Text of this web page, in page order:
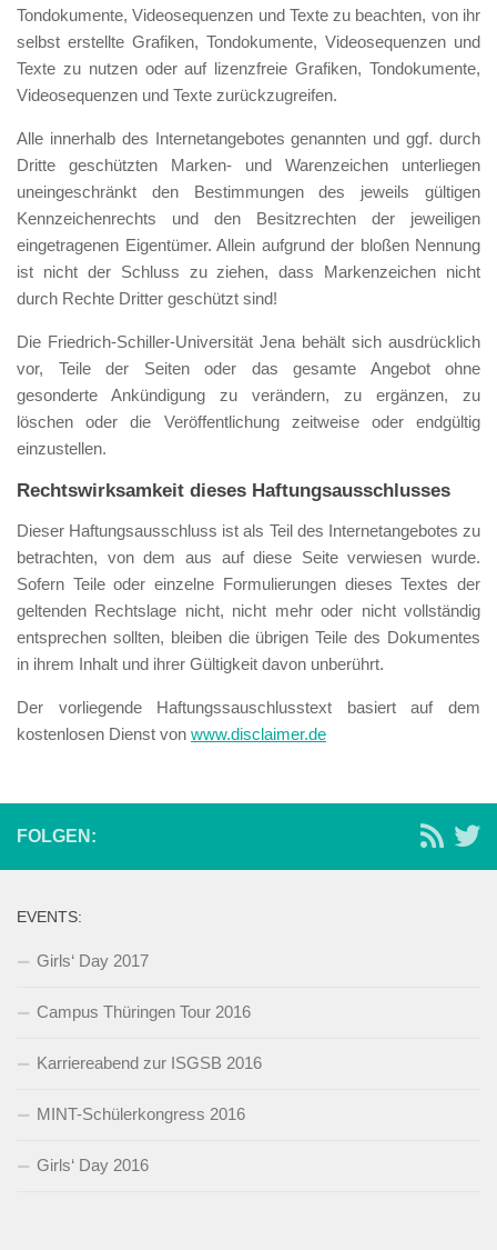
Tondokumente, Videosequenzen und Texte zu beachten, von ihr
selbst erstellte Grafiken, Tondokumente, Videosequenzen und
Texte zu nutzen oder auf lizenzfreie Grafiken, Tondokumente,
Videosequenzen und Texte zurückzugreifen.
Alle innerhalb des Internetangebotes genannten und ggf. durch
Dritte geschützten Marken- und Warenzeichen unterliegen
uneingeschränkt den Bestimmungen des jeweils gültigen
Kennzeichenrechts und den Besitzrechten der jeweiligen
eingetragenen Eigentümer. Allein aufgrund der bloßen Nennung
ist nicht der Schluss zu ziehen, dass Markenzeichen nicht
durch Rechte Dritter geschützt sind!
Die Friedrich-Schiller-Universität Jena behält sich ausdrücklich
vor, Teile der Seiten oder das gesamte Angebot ohne
gesonderte Ankündigung zu verändern, zu ergänzen, zu
löschen oder die Veröffentlichung zeitweise oder endgültig
einzustellen.
Rechtswirksamkeit dieses Haftungsausschlusses
Dieser Haftungsausschluss ist als Teil des Internetangebotes zu
betrachten, von dem aus auf diese Seite verwiesen wurde.
Sofern Teile oder einzelne Formulierungen dieses Textes der
geltenden Rechtslage nicht, nicht mehr oder nicht vollständig
entsprechen sollten, bleiben die übrigen Teile des Dokumentes
in ihrem Inhalt und ihrer Gültigkeit davon unberührt.
Der vorliegende Haftungssauschlusstext basiert auf dem
kostenlosen Dienst von www.disclaimer.de
FOLGEN:
EVENTS:
Girls‘ Day 2017
Campus Thüringen Tour 2016
Karriereabend zur ISGSB 2016
MINT-Schülerkongress 2016
Girls‘ Day 2016